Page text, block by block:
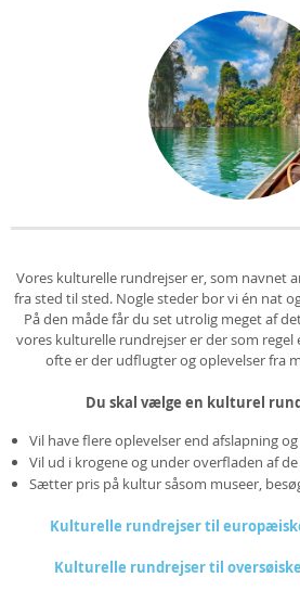
Vores kulturelle rundrejser er, som navnet
fra sted til sted. Nogle steder bor vi én nat
På den måde får du set utrolig meget af
vores kulturelle rundrejser er der som
ofte er der udflugter og oplevelser fra
Du skal vælge en kulturel
Vil have flere oplevelser end afslapning
Vil ud i krogene og under overfladen af
Sætter pris på kultur såsom museer,
Kulturelle rundrejser til
Kulturelle rundrejser til